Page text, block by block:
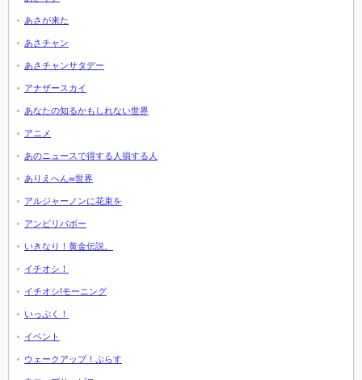
あさが来た
あさチャン
あさチャンサタデー
アナザースカイ
あなたの知るかもしれない世界
アニメ
あのニュースで得する人損する人
ありえへん∞世界
アルジャーノンに花束を
アンビリバボー
いきなり！黄金伝説。
イチオシ！
イチオシ!モーニング
いっぷく！
イベント
ウェークアップ！ぷらす